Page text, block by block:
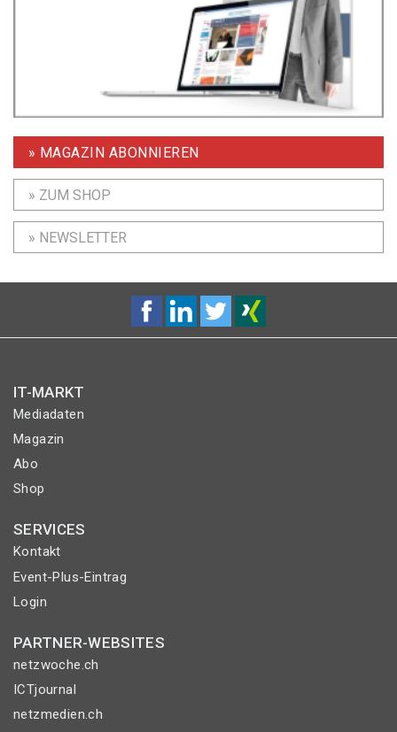
» MAGAZIN ABONNIEREN
» ZUM SHOP
» NEWSLETTER
IT-MARKT
Mediadaten
Magazin
Abo
Shop
SERVICES
Kontakt
Event-Plus-Eintrag
Login
PARTNER-WEBSITES
netzwoche.ch
ICTjournal
netzmedien.ch